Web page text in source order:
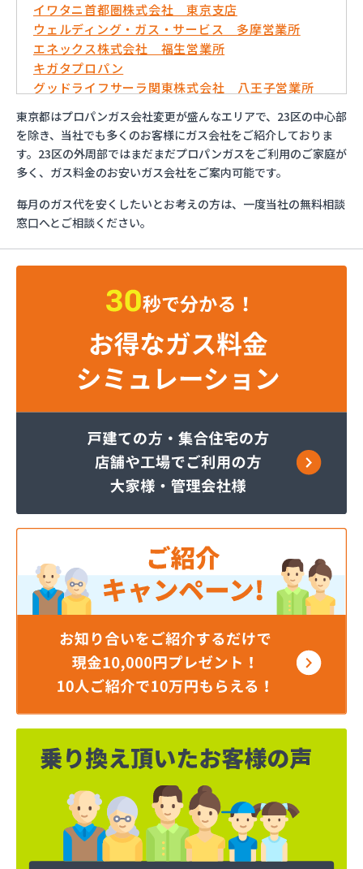
イワタニ首都圏株式会社 東京支店
ウェルディング・ガス・サービス 多摩営業所
エネックス株式会社 福生営業所
キガタプロパン
グッドライフサーラ関東株式会社 八王子営業所
コバ商株式会社
トモプロ株式会社
とんや木下産業有限会社
フジオックス株式会社 東京営業所
ほっとガス旭リビング株式会社
ほっとガス株式会社
マルヰガス東京株式会社
ミナミ油化株式会社
ミライフ株式会社 あきる野店
ヤオキン商事株式会社
やまはちプロパン株式会社
ワカマツ株式会社
芦川商事株式会社
綾瀬燃料株式会社
伊吹石油ガス株式会社
井出燃料店
稲垣燃料店
羽田酸素株式会社
永井ガス株式会社
永山商店
下川燃料店
加藤商店
加藤商店
加藤燃料店
加藤燃料店
河原実業株式会社
梶燃料株式会社
梶武商店
叶屋真下商店
株式会社L＆R
株式会社SANWA
東京都はプロパンガス会社変更が盛んなエリアで、23区の中心部
を除き、当社でも多くのお客様にガス会社をご紹介しておりま
す。23区の外周部ではまだまだプロパンガスをご利用のご家庭が
多く、ガス料金のお安いガス会社をご案内可能です。
毎月のガス代を安くしたいとお考えの方は、一度当社の無料相談
窓口へとご相談ください。